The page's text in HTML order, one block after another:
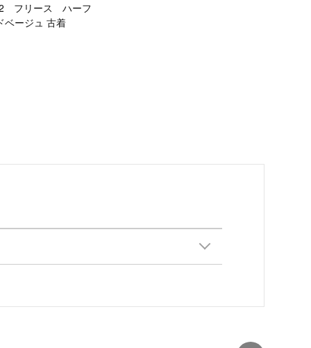
フリース ハーフ
ージュ 古着